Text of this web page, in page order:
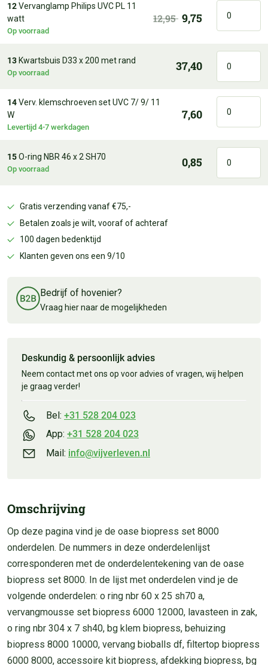
12Vervanglamp Philips UVC PL 11
watt
Op voorraad
12,95 9,75
13 Kwartsbuis D33 x 200 met rand
Op voorraad 37,40
14Verv. klemschroeven set UVC 7/ 9/ 11
W
Levertijd 4-7 werkdagen
7,60
15O-ring NBR 46 x 2 SH70
Op voorraad 0,85
Gratis verzending vanaf €75,-
Betalen zoals je wilt, vooraf of achteraf
100 dagen bedenktijd
Klanten geven ons een 9/10
Bedrijf of hovenier?
Vraag hier naar de mogelijkheden
Deskundig & persoonlijk advies
Neem contact met ons op voor advies of vragen, wij helpen
je graag verder!
Bel: +31 528 204 023
App: +31 528 204 023
Mail: info@vijverleven.nl
Omschrijving
Op deze pagina vind je de oase biopress set 8000
onderdelen. De nummers in deze onderdelenlijst
corresponderen met de onderdelentekening van de oase
biopress set 8000. In de lijst met onderdelen vind je de
volgende onderdelen: o ring nbr 60 x 25 sh70 a,
vervangmousse set biopress 6000 12000, lavasteen in zak,
o ring nbr 304 x 7 sh40, bg klem biopress, behuizing
biopress 8000 10000, vervang bioballs df, filtertop biopress
6000 8000, accessoire kit biopress, afdekking biopress, bg